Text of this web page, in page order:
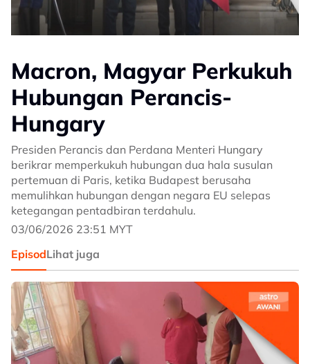
Macron, Magyar Perkukuh
Hubungan Perancis-
Hungary
Presiden Perancis dan Perdana Menteri Hungary
berikrar memperkukuh hubungan dua hala susulan
pertemuan di Paris, ketika Budapest berusaha
memulihkan hubungan dengan negara EU selepas
ketegangan pentadbiran terdahulu.
03/06/2026 23:51 MYT
EpisodLihat juga